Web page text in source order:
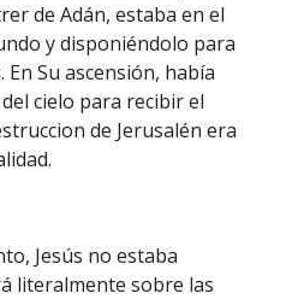
de Adán, estaba en el
y disponiéndolo para
Su ascensión, había
cielo para recibir el
de Jerusalén era
Jesús no estaba
literalmente sobre las